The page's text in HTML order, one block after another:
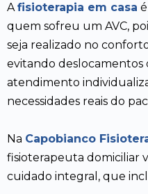
Afisioterapia em casa
quem sofreu um AVC,
seja realizado no
evitando deslocamentos
atendimento
necessidades reais do
Na Capobianco
fisioterapeuta domiciliar
cuidado integral, que